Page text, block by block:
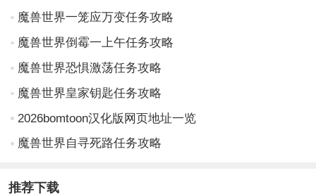
魔兽世界一笼应万变任务攻略
魔兽世界倒霉一上午任务攻略
魔兽世界恐惧激荡任务攻略
魔兽世界皇家钥匙任务攻略
2026bomtoon汉化版网页地址一览
魔兽世界自寻死路任务攻略
推荐下载